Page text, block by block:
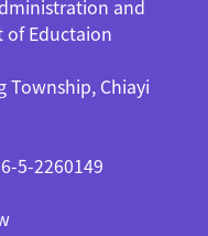
and
of Eductaion
Township, Chiayi
5-2260149